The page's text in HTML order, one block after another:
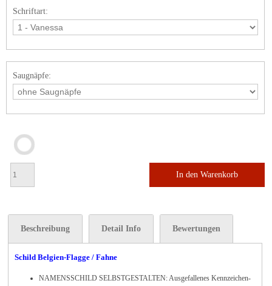
Schriftart:
Saugnäpfe:
In den Warenkorb
Beschreibung Detail Info Bewertungen
Schild Belgien-Flagge / Fahne
NAMENSSCHILD SELBSTGESTALTEN: Ausgefallenes Kennzeichen-